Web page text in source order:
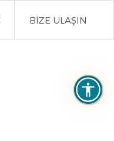
BİZE ULAŞIN